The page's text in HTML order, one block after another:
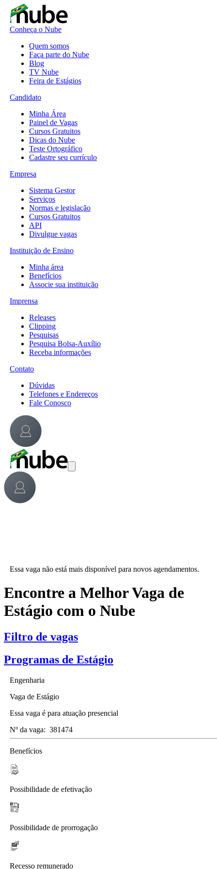
Conheça o Nube
Quem somos
Faça parte do Nube
Blog
TV Nube
Feira de Estágios
Candidato
Minha Área
Painel de Vagas
Cursos Gratuitos
Dicas do Nube
Teste Ortográfico
Cadastre seu currículo
Empresa
Sistema Gestor
Serviços
Normas e legislação
Cursos Gratuitos
API
Divulgue vagas
Instituição de Ensino
Minha área
Benefícios
Associe sua instituição
Imprensa
Releases
Clipping
Pesquisas
Pesquisa Bolsa-Auxílio
Receba informações
Contato
Dúvidas
Telefones e Endereços
Fale Conosco
Essa vaga não está mais disponível para novos agendamentos.
Encontre a Melhor Vaga de
Estágio com o Nube
Filtro de vagas
Programas de Estágio
Engenharia
Vaga de Estágio
Essa vaga é para atuação presencial
Nº da vaga: 381474
Benefícios
Possibilidade de efetivação
Possibilidade de prorrogação
Recesso remunerado